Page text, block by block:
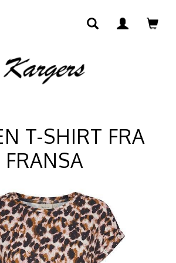
T-SHIRT FRA
FRANSA